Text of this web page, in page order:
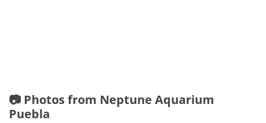
📷 Photos from Neptune Aquarium
Puebla